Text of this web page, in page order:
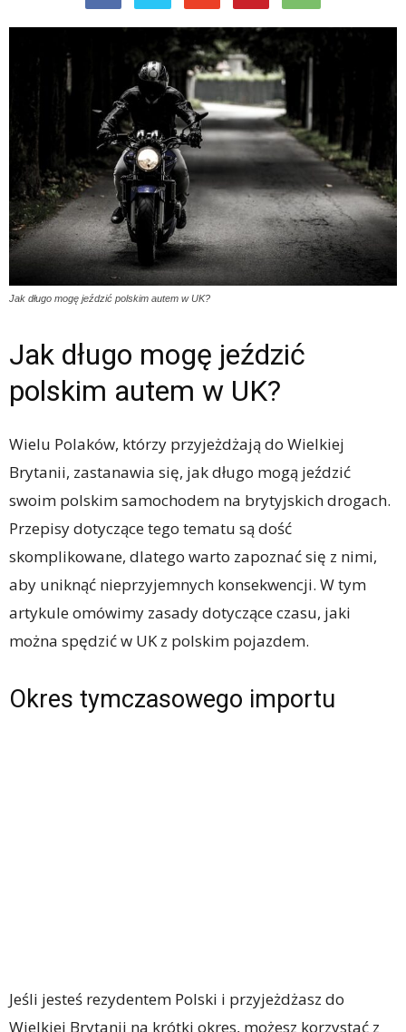
Jak długo mogę jeździć polskim autem w UK?
Jak długo mogę jeździć
polskim autem w UK?
Wielu Polaków, którzy przyjeżdżają do Wielkiej
Brytanii, zastanawia się, jak długo mogą jeździć
swoim polskim samochodem na brytyjskich drogach.
Przepisy dotyczące tego tematu są dość
skomplikowane, dlatego warto zapoznać się z nimi,
aby uniknąć nieprzyjemnych konsekwencji. W tym
artykule omówimy zasady dotyczące czasu, jaki
można spędzić w UK z polskim pojazdem.
Okres tymczasowego importu
Jeśli jesteś rezydentem Polski i przyjeżdżasz do
Wielkiej Brytanii na krótki okres, możesz korzystać z